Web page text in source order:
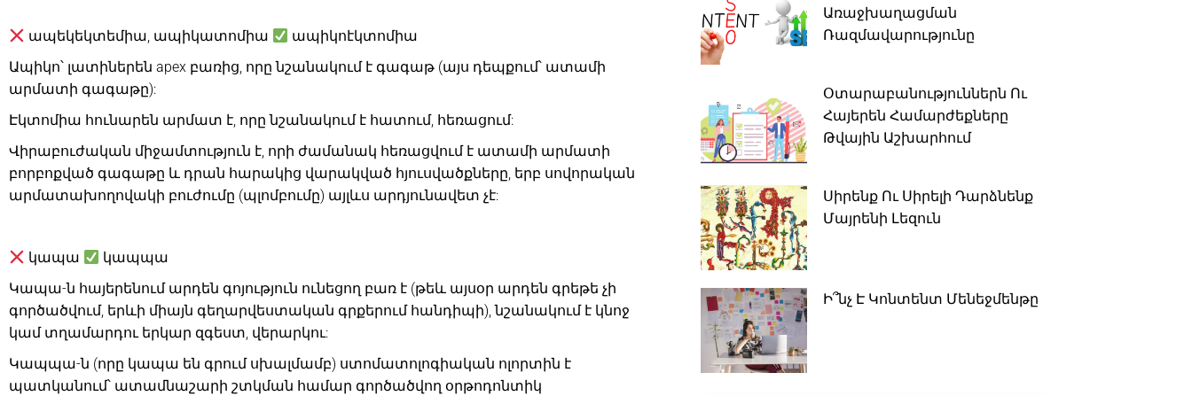
ապեկեկտեմիա, ապիկատոմիա
ապիկոէկտոմիա
Ապիկո՝ լատիներեն apex բառից, որը նշանակում է գագաթ (այս դեպքում՝ ատամի
արմատի գագաթը):
Էկտոմիա հունարեն արմատ է, որը նշանակում է հատում, հեռացում:
Վիրաբուժական միջամտություն է, որի ժամանակ հեռացվում է ատամի արմատի
բորբոքված գագաթը և դրան հարակից վարակված հյուսվածքները, երբ սովորական
արմատախողովակի բուժումը (պլոմբումը) այլևս արդյունավետ չէ:
կապա
կապպա
Կապա-ն հայերենում արդեն գոյություն ունեցող բառ է (թեև այսօր արդեն գրեթե չի
գործածվում, երևի միայն գեղարվեստական գրքերում հանդիպի), նշանակում է կնոջ
կամ տղամարդու երկար զգեստ, վերարկու:
Կապպա-ն (որը կապա են գրում սխալմամբ) ստոմատոլոգիական ոլորտին է
պատկանում՝ ատամնաշարի շտկման համար գործածվող օրթոդոնտիկ
Առաջխաղացման
Ռազմավարությունը
Օտարաբանություններն Ու
Հայերեն Համարժեքները
Թվային Աշխարհում
Սիրենք Ու Սիրելի Դարձնենք
Մայրենի Լեզուն
Ի՞նչ Է Կոնտենտ Մենեջմենթը